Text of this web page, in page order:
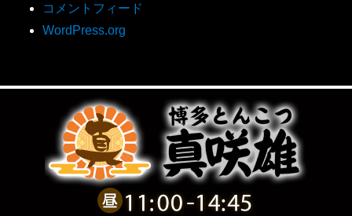
コメントフィード
WordPress.org